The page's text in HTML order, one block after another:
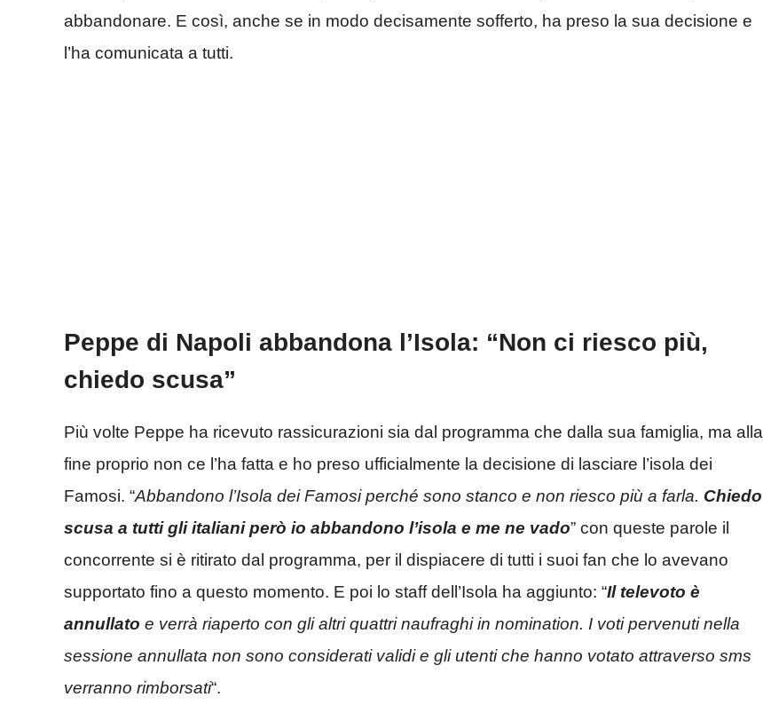
abbandonare. E così, anche se in modo decisamente sofferto, ha preso la sua decisione e
l’ha comunicata a tutti.
Peppe di Napoli abbandona l’Isola: “Non ci riesco più,
chiedo scusa”
Più volte Peppe ha ricevuto rassicurazioni sia dal programma che dalla sua famiglia, ma alla
fine proprio non ce l’ha fatta e ho preso ufficialmente la decisione di lasciare l’isola dei
Famosi. “Abbandono l’Isola dei Famosi perché sono stanco e non riesco più a farla. Chiedo
scusa a tutti gli italiani però io abbandono l’isola e me ne vado” con queste parole il
concorrente si è ritirato dal programma, per il dispiacere di tutti i suoi fan che lo avevano
supportato fino a questo momento. E poi lo staff dell’Isola ha aggiunto: “Il televoto è
annullato e verrà riaperto con gli altri quattri naufraghi in nomination. I voti pervenuti nella
sessione annullata non sono considerati validi e gli utenti che hanno votato attraverso sms
verranno rimborsati“.